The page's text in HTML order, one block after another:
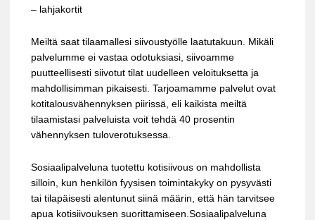
– lahjakortit
Meiltä saat tilaamallesi siivoustyölle laatutakuun. Mikäli
palvelumme ei vastaa odotuksiasi, siivoamme
puutteellisesti siivotut tilat uudelleen veloituksetta ja
mahdollisimman pikaisesti. Tarjoamamme palvelut ovat
kotitalousvähennyksen piirissä, eli kaikista meiltä
tilaamistasi palveluista voit tehdä 40 prosentin
vähennyksen tuloverotuksessa.
Sosiaalipalveluna tuotettu kotisiivous on mahdollista
silloin, kun henkilön fyysisen toimintakyky on pysyvästi
tai tilapäisesti alentunut siinä määrin, että hän tarvitsee
apua kotisiivouksen suorittamiseen.Sosiaalipalveluna